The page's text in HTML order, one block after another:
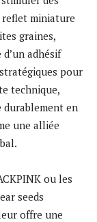
miniature
graines,
adhésif
pour
technique,
durablement en
une alliée
ou les
seeds
offre une